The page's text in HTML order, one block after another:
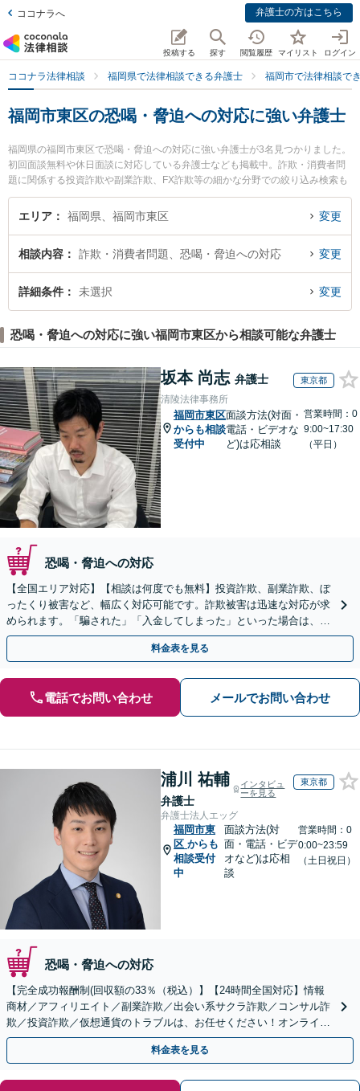
ココナラへ 弁護士の方はこちら
投稿する 探す 閲覧履歴 マイリスト ログイン
ココナラ法律相談 福岡県で法律相談できる弁護士 福岡市で法律相談で
福岡市東区の恐喝・脅迫への対応に強い弁護士
福岡県の福岡市東区で恐喝・脅迫への対応に強い弁護士が3名見つかりました。
初回面談無料や休日面談に対応している弁護士なども掲載中。詐欺・消費者問
題に関係する投資詐欺や副業詐欺、FX詐欺等の細かな分野での絞り込み検索も
でき便利です。特にIK法律事務所の石松 信行弁護士や香椎照葉法律事務所の牟
田口 裕史弁護士、箱崎法律事務所の馬場 俊介弁護士のプロフィール情報や弁護
への対応のトラブル解決の実績豊富な近くの弁護士を検索したい』『初回相談
無料で恐喝・脅迫への対応を法律相談できる福岡市東区内の弁護士に相談予約
したい』などでお困りの相談者さんにおすすめです。
エリア 福岡県、福岡市東区 変更
相談内容 詐欺・消費者問題、恐喝・脅迫への対応 変更
詳細条件 未選択 変更
恐喝・脅迫への対応に強い福岡市東区から相談可能な弁護士
坂本 尚志 弁護士 東京都
清陵法律事務所
福岡市東区
からも相談
受付中
面談方法(対面・
電話・ビデオな
ど)は応相談
営業時間：0
9:00~17:30
（平日）
恐喝・脅迫への対応
【全国エリア対応】【相談は何度でも無料】投資詐欺、副業詐欺、ぼ
ったくり被害など、幅広く対応可能です。詐欺被害は迅速な対応が求
められます。「騙された」「入金してしまった」といった場合は、お
早めにご相談ください。【電話・メール・WEB相談可】
料金表を見る
電話でお問い合わせ メールでお問い合わせ
浦川 祐輔
弁護士
インタビュ
ーを見る
東京都
弁護士法人エッグ
福岡市東
区 からも
相談受付
中
面談方法(対
面・電話・ビデ
オなど)は応相
談
営業時間：0
0:00~23:59
（土日祝日）
恐喝・脅迫への対応
【完全成功報酬制(回収額の33％（税込）】【24時間全国対応】情報
商材／アフィリエイト／副業詐欺／出会い系サクラ詐欺／コンサル詐
欺／投資詐欺／仮想通貨のトラブルは、お任せください！オンライン
のみで解決も可能！
料金表を見る